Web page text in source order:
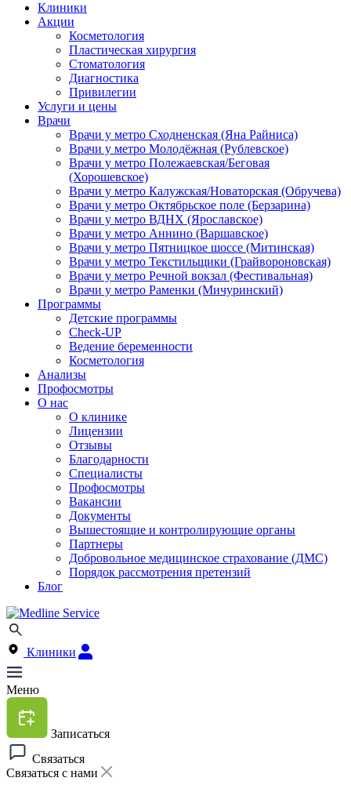
Клиники
Акции
Косметология
Пластическая хирургия
Стоматология
Диагностика
Привилегии
Услуги и цены
Врачи
Врачи у метро Сходненская (Яна Райниса)
Врачи у метро Молодёжная (Рублевское)
Врачи у метро Полежаевская/Беговая
(Хорошевское)
Врачи у метро Калужская/Новаторская (Обручева)
Врачи у метро Октябрьское поле (Берзарина)
Врачи у метро ВДНХ (Ярославское)
Врачи у метро Аннино (Варшавское)
Врачи у метро Пятницкое шоссе (Митинская)
Врачи у метро Текстильщики (Грайвороновская)
Врачи у метро Речной вокзал (Фестивальная)
Врачи у метро Раменки (Мичуринский)
Программы
Детские программы
Check-UP
Ведение беременности
Косметология
Анализы
Профосмотры
О нас
О клинике
Лицензии
Отзывы
Благодарности
Специалисты
Профосмотры
Вакансии
Документы
Вышестоящие и контролирующие органы
Партнеры
Добровольное медицинское страхование (ДМС)
Порядок рассмотрения претензий
Блог
Клиники
Меню
Записаться
Связаться
Связаться с нами